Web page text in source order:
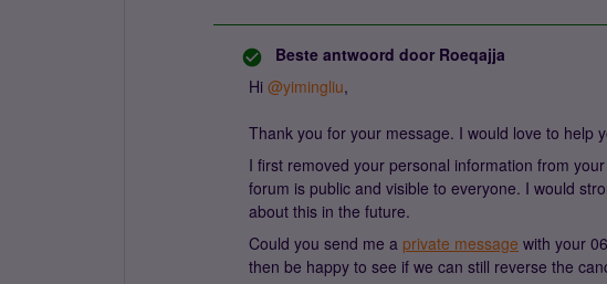
Beste antwoord door Roeqajja
Hi ​ @yimingliu,
Thank you for your message. I would love to help
I first removed your personal information from
forum is public and visible to everyone. I would
about this in the future.
Could you send me a private message with your
then be happy to see if we can still reverse the